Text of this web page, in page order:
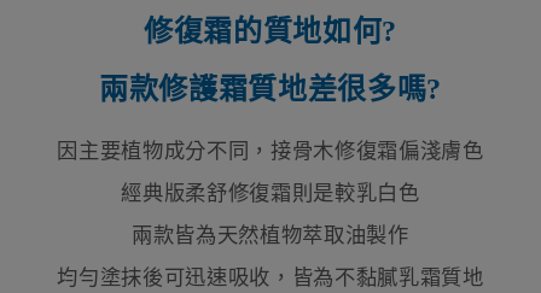
修復霜的質地如何?
兩款修護霜質地差很多嗎?
因主要植物成分不同，接骨木修復霜偏淺膚色
經典版柔舒修復霜則是較乳白色
兩款皆為天然植物萃取油製作
均勻塗抹後可迅速吸收，皆為不黏膩乳霜質地